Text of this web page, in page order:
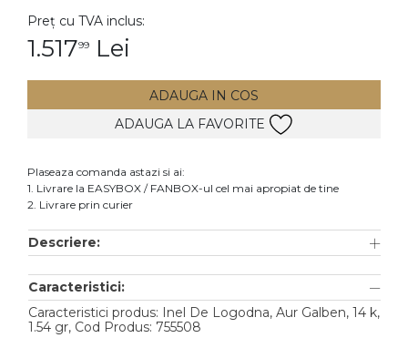
Cercei
Accesorii
Aur alb
Aur roz
Preț cu TVA inclus:
1.51799 Lei
ADAUGA IN COS
ADAUGA LA FAVORITE
Plaseaza comanda astazi si ai:
1. Livrare la EASYBOX / FANBOX-ul cel mai apropiat de tine
2. Livrare prin curier
Descriere:
Caracteristici:
Caracteristici produs: Inel De Logodna, Aur Galben, 14 k,
1.54 gr, Cod Produs: 755508